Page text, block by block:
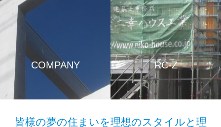
COMPANY RC-Z
皆様の夢の住まいを理想のスタイルと理